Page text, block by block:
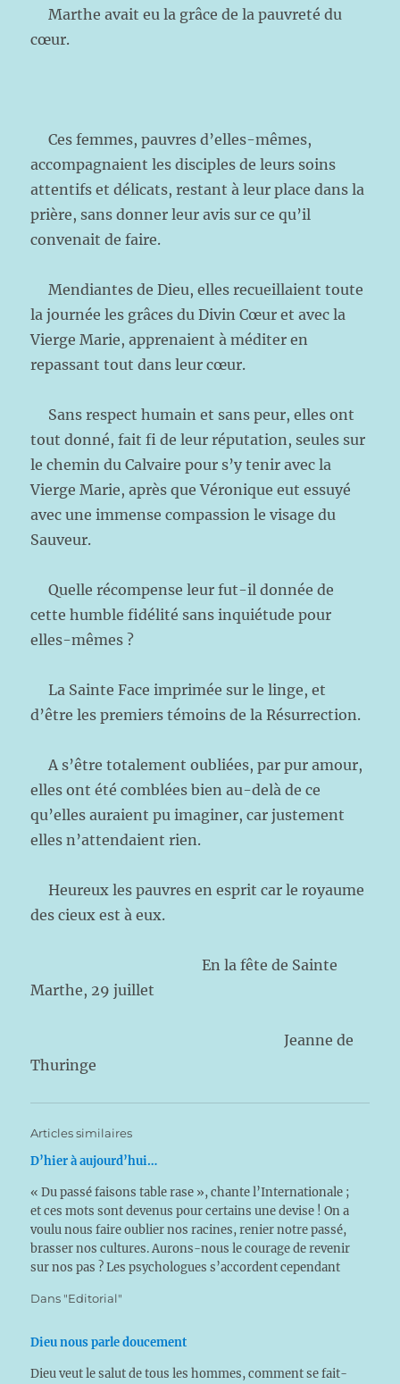
Marthe avait eu la grâce de la pauvreté du
cœur.
Ces femmes, pauvres d’elles-mêmes,
accompagnaient les disciples de leurs soins
attentifs et délicats, restant à leur place dans la
prière, sans donner leur avis sur ce qu’il
convenait de faire.
Mendiantes de Dieu, elles recueillaient toute
la journée les grâces du Divin Cœur et avec la
Vierge Marie, apprenaient à méditer en
repassant tout dans leur cœur.
Sans respect humain et sans peur, elles ont
tout donné, fait fi de leur réputation, seules sur
le chemin du Calvaire pour s’y tenir avec la
Vierge Marie, après que Véronique eut essuyé
avec une immense compassion le visage du
Sauveur.
Quelle récompense leur fut-il donnée de
cette humble fidélité sans inquiétude pour
elles-mêmes ?
La Sainte Face imprimée sur le linge, et
d’être les premiers témoins de la Résurrection.
A s’être totalement oubliées, par pur amour,
elles ont été comblées bien au-delà de ce
qu’elles auraient pu imaginer, car justement
elles n’attendaient rien.
Heureux les pauvres en esprit car le royaume
des cieux est à eux.
En la fête de Sainte
Marthe, 29 juillet
Jeanne de
Thuringe
Articles similaires
D’hier à aujourd’hui…
« Du passé faisons table rase », chante l’Internationale ;
et ces mots sont devenus pour certains une devise ! On a
voulu nous faire oublier nos racines, renier notre passé,
brasser nos cultures. Aurons-nous le courage de revenir
sur nos pas ? Les psychologues s’accordent cependant
Dans "Editorial"
Dieu nous parle doucement
Dieu veut le salut de tous les hommes, comment se fait-